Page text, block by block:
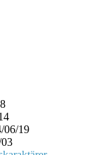
06/19